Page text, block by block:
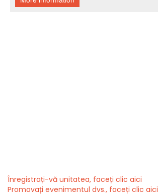
Înregistrați-vă unitatea, faceți clic aici
Promovați evenimentul dvs., faceți clic aici